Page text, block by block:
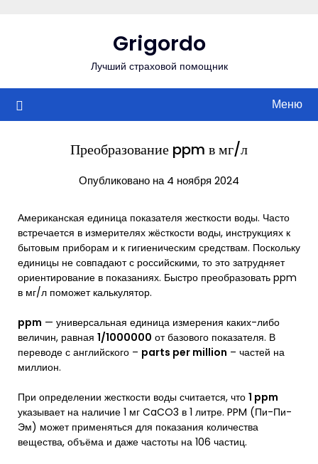
Grigordo
Лучший страховой помощник
Меню
Преобразование ppm в мг/л
Опубликовано на 4 ноября 2024
Американская единица показателя жесткости воды. Часто
встречается в измерителях жёсткости воды, инструкциях к
бытовым приборам и к гигиеническим средствам. Поскольку
единицы не совпадают с российскими, то это затрудняет
ориентирование в показаниях. Быстро преобразовать ppm
в мг/л поможет калькулятор.
ppm — универсальная единица измерения каких-либо
величин, равная 1/1000000 от базового показателя. В
переводе с английского – parts per million – частей на
миллион.
При определении жесткости воды считается, что 1 ppm
указывает на наличие 1 мг CaCO3 в 1 литре. PPM (Пи-Пи-
Эм) может применяться для показания количества
вещества, объёма и даже частоты на 106 частиц.